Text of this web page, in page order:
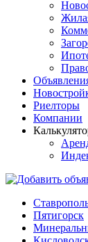
Риелторы
Компании
Пятигорск